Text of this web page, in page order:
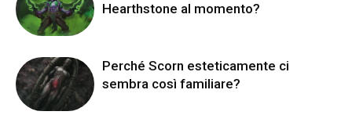
Hearthstone al momento?
Perché Scorn esteticamente ci
sembra così familiare?